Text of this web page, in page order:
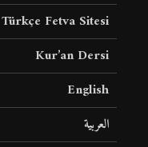
Türkçe Fetva Sitesi
Kur’an Dersi
English
العربية